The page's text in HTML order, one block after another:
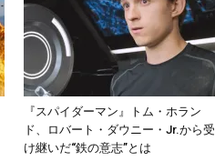
『スパイダーマン』トム・ホラン
ド、ロバート・ダウニー・Jr.から受
け継いだ“鉄の意志”とは